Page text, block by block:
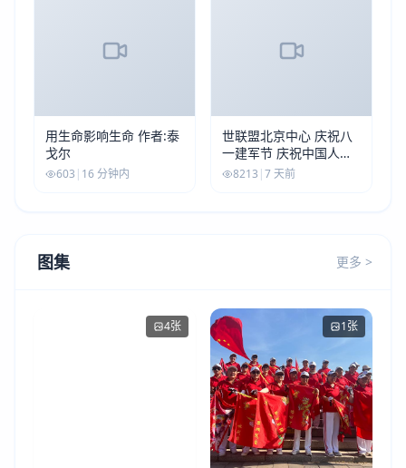
用生命影响生命 作者:泰
戈尔
603 | 16 分钟内
世联盟北京中心 庆祝八
一建军节 庆祝中国人民
解放军建军99周年
8213 |7 天前
图集 更多 >
4张 1张